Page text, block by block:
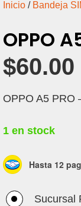
Inicio/ Bandeja
OPPO
$60.00
OPPO A5 PRO
1 en stock
Hasta 12
Sucursal